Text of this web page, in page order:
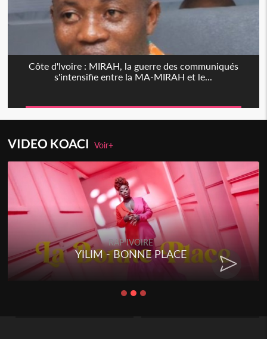
Côte d'Ivoire : MIRAH, la guerre des communiqués
s'intensifie entre la MA-MIRAH et le...
VIDEO KOACIVoir+
RAP IVOIRE
YILIM - BONNE PLACE